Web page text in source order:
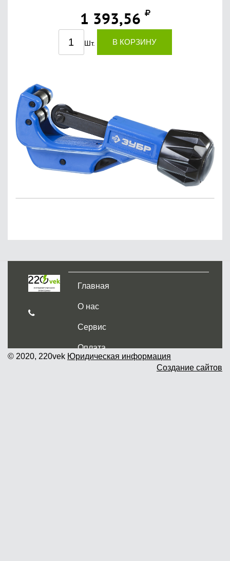
1 393,56
Шт. В КОРЗИНУ
Главная
О нас
Сервис
Оплата
Доставка и самовывоз
© 2020, 220vek Юридическая информация
Создание сайтов